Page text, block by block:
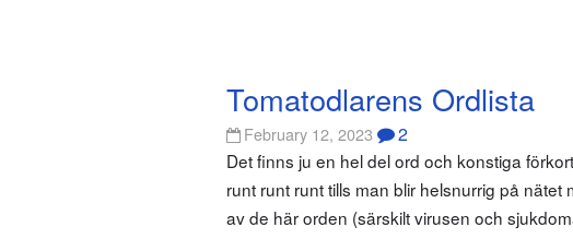
Tomatodlarens Ordlista
February 12, 2023 2
Det finns ju en hel del ord och konstiga
runt runt runt tills man blir helsnurrig på
av de här orden (särskilt virusen och